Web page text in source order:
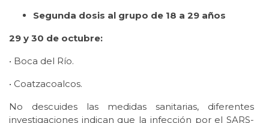
Segunda dosis al grupo de 18 a 29 años
29 y 30 de octubre:
• Boca del Río.
• Coatzacoalcos.
No descuides las medidas sanitarias, diferentes
investigaciones indican que la infección por el SARS-